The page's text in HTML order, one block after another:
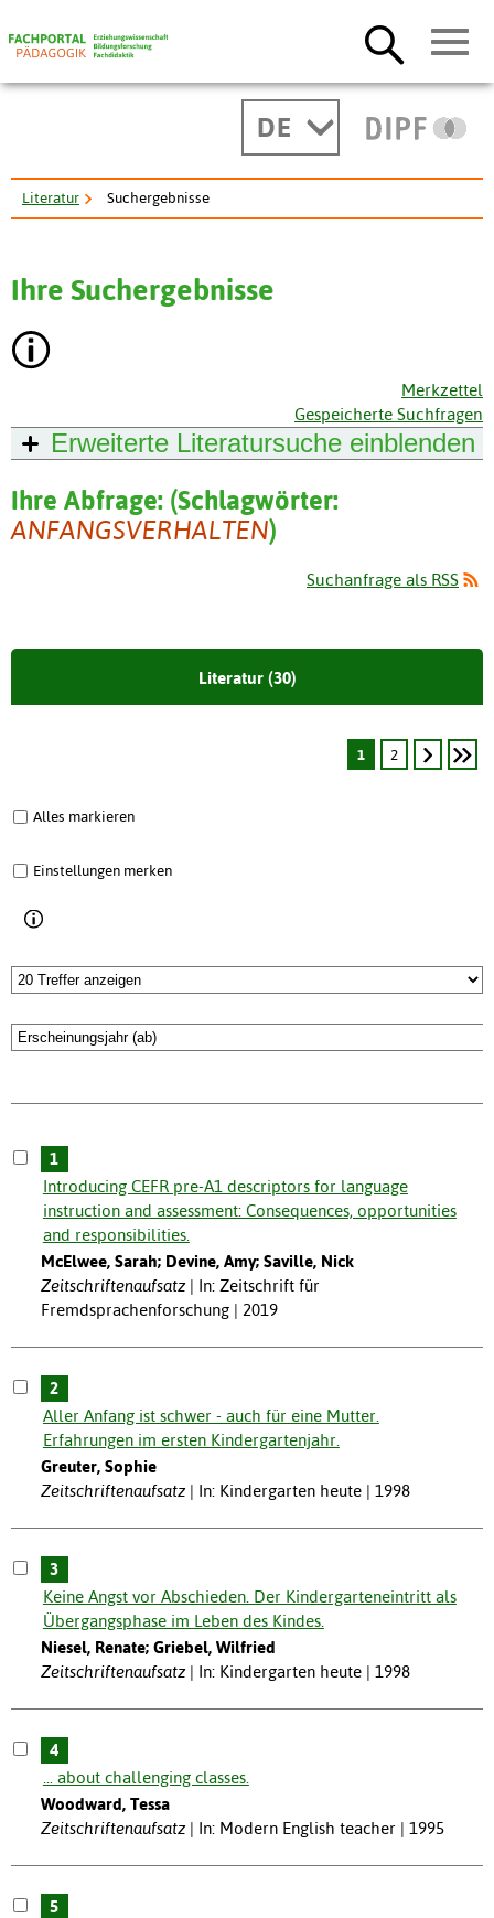
DE
Literatur Suchergebnisse
Ihre Suchergebnisse
Merkzettel
Gespeicherte Suchfragen
Erweiterte Literatursuche einblenden
Ihre Abfrage: (Schlagwörter:
ANFANGSVERHALTEN)
Suchanfrage als RSS
Literatur (30)
1 2
Alles markieren
Einstellungen merken
1
Introducing CEFR pre-A1 descriptors for language
instruction and assessment: Consequences, opportunities
and responsibilities.
McElwee, Sarah; Devine, Amy; Saville, Nick
Zeitschriftenaufsatz
In: Zeitschrift für
Fremdsprachenforschung | 2019
2
Aller Anfang ist schwer - auch für eine Mutter.
Erfahrungen im ersten Kindergartenjahr.
Greuter, Sophie
Zeitschriftenaufsatz
In: Kindergarten heute | 1998
3
Keine Angst vor Abschieden. Der Kindergarteneintritt als
Übergangsphase im Leben des Kindes.
Niesel, Renate; Griebel, Wilfried
Zeitschriftenaufsatz
In: Kindergarten heute | 1998
4
... about challenging classes.
Woodward, Tessa
Zeitschriftenaufsatz
In: Modern English teacher | 1995
5